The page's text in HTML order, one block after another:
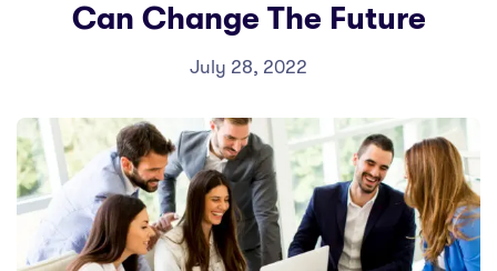
Can Change The Future
July 28, 2022